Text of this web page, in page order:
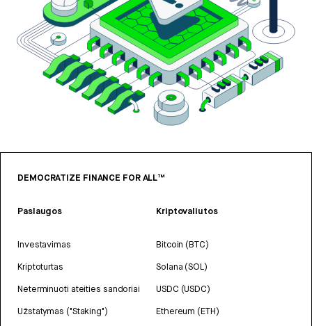
DEMOCRATIZE FINANCE FOR ALL™
Paslaugos
Investavimas
Kriptoturtas
Neterminuoti ateities sandoriai
Užstatymas ("Staking")
Kriptovaliutos
Bitcoin (BTC)
Solana (SOL)
USDC (USDC)
Ethereum (ETH)